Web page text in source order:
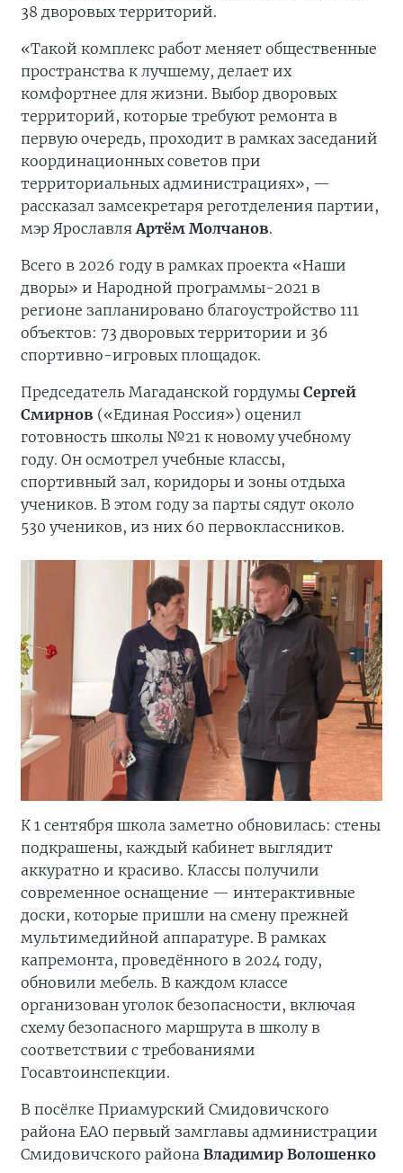
38 дворовых территорий.
«Такой комплекс работ меняет общественные
пространства к лучшему, делает их
комфортнее для жизни. Выбор дворовых
территорий, которые требуют ремонта в
первую очередь, проходит в рамках заседаний
координационных советов при
территориальных администрациях», —
рассказал замсекретаря реготделения партии,
мэр ЯрославляАртём Молчанов.
Всего в 2026 году в рамках проекта «Наши
дворы» и Народной программы-2021 в
регионе запланировано благоустройство 111
объектов: 73 дворовых территории и 36
спортивно-игровых площадок.
Председатель Магаданской гордумы Сергей
Смирнов («Единая Россия») оценил
готовность школы №21 к новому учебному
году. Он осмотрел учебные классы,
спортивный зал, коридоры и зоны отдыха
учеников. В этом году за парты сядут около
530 учеников, из них 60 первоклассников.
К 1 сентября школа заметно обновилась: стены
подкрашены, каждый кабинет выглядит
аккуратно и красиво. Классы получили
современное оснащение — интерактивные
доски, которые пришли на смену прежней
мультимедийной аппаратуре. В рамках
капремонта, проведённого в 2024 году,
обновили мебель. В каждом классе
организован уголок безопасности, включая
схему безопасного маршрута в школу в
соответствии с требованиями
Госавтоинспекции.
В посёлке Приамурский Смидовичского
района ЕАО первый замглавы администрации
Смидовичского района Владимир Волошенко